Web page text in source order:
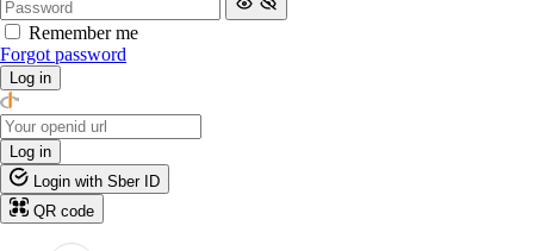
Remember me
Forgot password
Log in
Log in
Login with Sber ID
QR code